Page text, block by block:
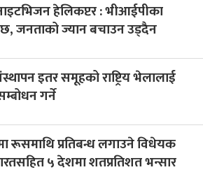
हेलिकप्टर : भीआईपीका
जनताको ज्यान बचाउन उड्दैन
इतर समूहको राष्ट्रिय भेलालाई
गर्ने
रूसमाथि प्रतिबन्ध लगाउने विधेयक
५ देशमा शतप्रतिशत भन्सार